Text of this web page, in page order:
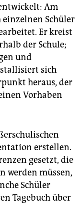
Am
Schüler
Er kreist
der Schule;
und
sich
heraus, der
Vorhaben
erstellen.
gesetzt, die
werden müssen,
Schüler
Tagebuch über